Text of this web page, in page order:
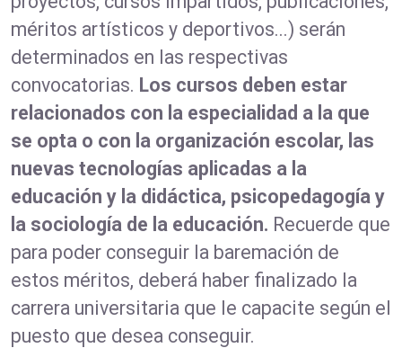
méritos artísticos y deportivos...) serán
determinados en las respectivas
convocatorias. Los cursos deben estar
relacionados con la especialidad a la que
se opta o con la organización escolar, las
nuevas tecnologías aplicadas a la
educación y la didáctica, psicopedagogía y
la sociología de la educación. Recuerde que
para poder conseguir la baremación de
estos méritos, deberá haber finalizado la
carrera universitaria que le capacite según el
puesto que desea conseguir.